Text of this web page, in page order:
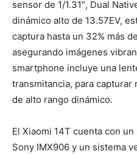
sensor de 1/1.31″, Dual
dinámico alto de 13.57EV,
captura hasta un 32% más
asegurando imágenes
smartphone incluye una
transmitancia, para
de alto rango dinámico.
El Xiaomi 14T cuenta con
Sony IMX906 y un sistema